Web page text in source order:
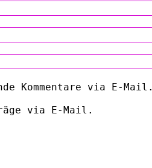
Kommentare via E-Mail.
via E-Mail.